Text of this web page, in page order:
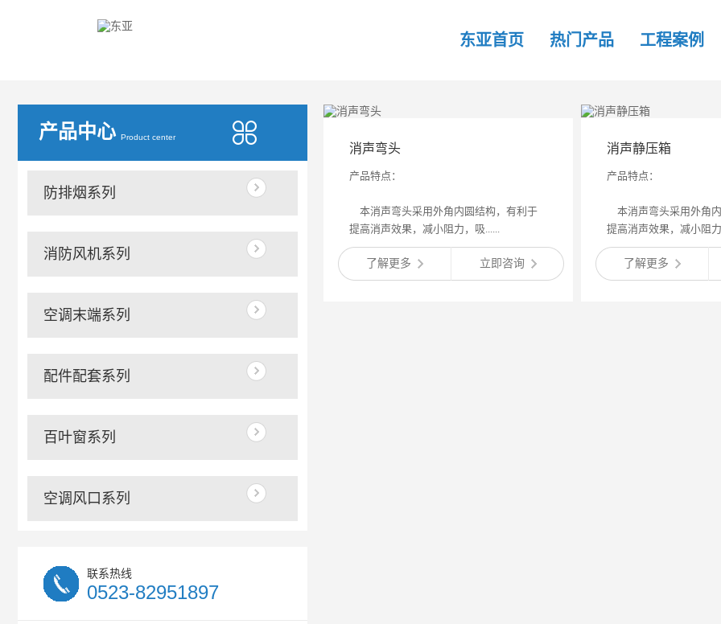
东亚首页 热门产品 工程案例
产品中心 Product center
防排烟系列
消防风机系列
空调末端系列
配件配套系列
百叶窗系列
空调风口系列
联系热线
0523-82951897
消声弯头
产品特点：
本消声弯头采用外角内圆结构，有利于
提高消声效果，减小阻力，吸......
了解更多 立即咨询
消声静压箱
产品特点：
本消声弯头采用外角
提高消声效果，减小阻
了解更多